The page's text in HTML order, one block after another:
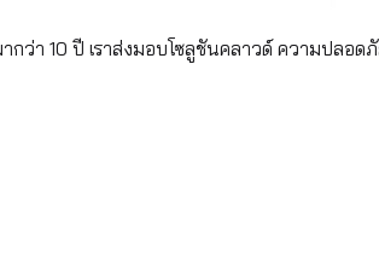
า 10 ปี เราส่งมอบโซลูชันคลาวด์ ความปลอดภั